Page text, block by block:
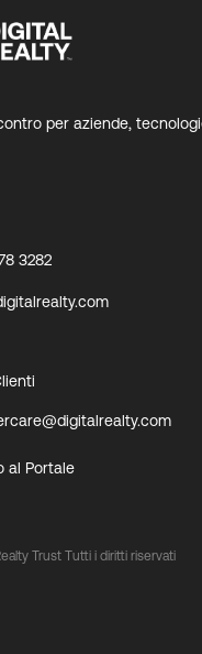
per aziende,
3282
al Portale
Trust Tutti i diritti riservati